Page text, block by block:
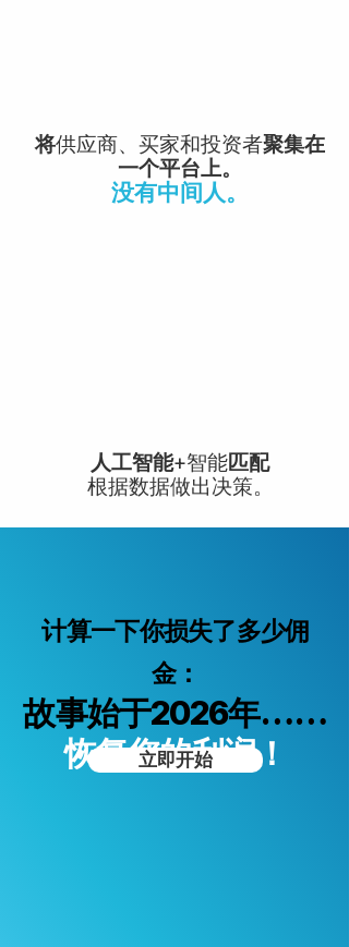
将供应商、买家和投资者聚集在
一个平台上。
没有中间人。
人工智能+智能匹配
根据数据做出决策。
计算一下你损失了多少佣
金：
故事始于2026年……
恢复您的利润！
立即开始